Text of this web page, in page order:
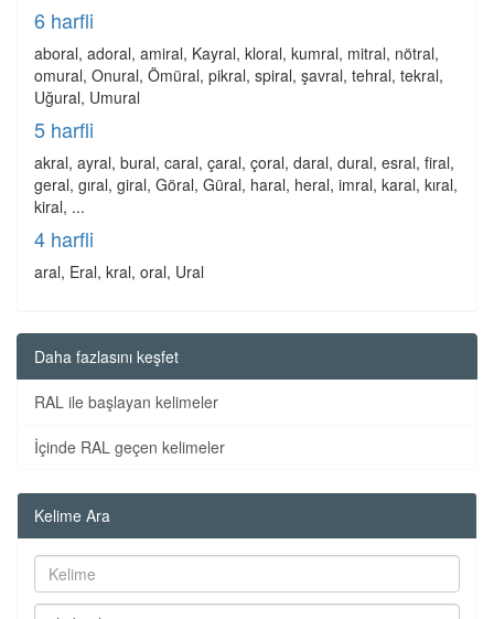
6 harfli
aboral, adoral, amiral, Kayral, kloral, kumral, mitral, nötral,
omural, Onural, Ömüral, pikral, spiral, şavral, tehral, tekral,
Uğural, Umural
5 harfli
akral, ayral, bural, caral, çaral, çoral, daral, dural, esral, firal,
geral, gıral, giral, Göral, Güral, haral, heral, imral, karal, kıral,
kiral, ...
4 harfli
aral, Eral, kral, oral, Ural
Daha fazlasını keşfet
RAL ile başlayan kelimeler
İçinde RAL geçen kelimeler
Kelime Ara